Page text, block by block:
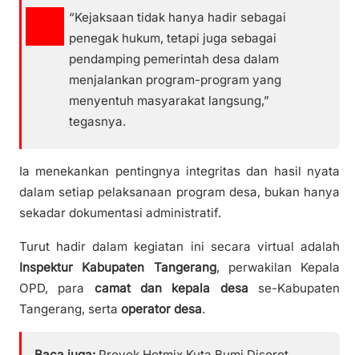
“Kejaksaan tidak hanya hadir sebagai
penegak hukum, tetapi juga sebagai
pendamping pemerintah desa dalam
menjalankan program-program yang
menyentuh masyarakat langsung,”
tegasnya.
Ia menekankan pentingnya integritas dan hasil nyata
dalam setiap pelaksanaan program desa, bukan hanya
sekadar dokumentasi administratif.
Turut hadir dalam kegiatan ini secara virtual adalah
Inspektur Kabupaten Tangerang, perwakilan Kepala
OPD, para camat dan kepala desa se-Kabupaten
Tangerang, serta operator desa.